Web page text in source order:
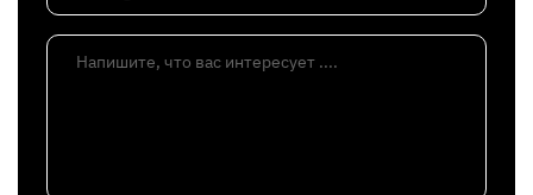
Напишите, что вас интересует ....